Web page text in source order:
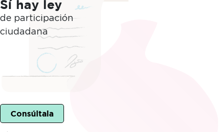
Sí hay ley
de participación
ciudadana
Consúltala